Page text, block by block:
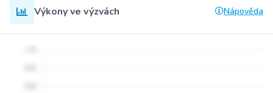
Výkony ve výzvách Nápověda